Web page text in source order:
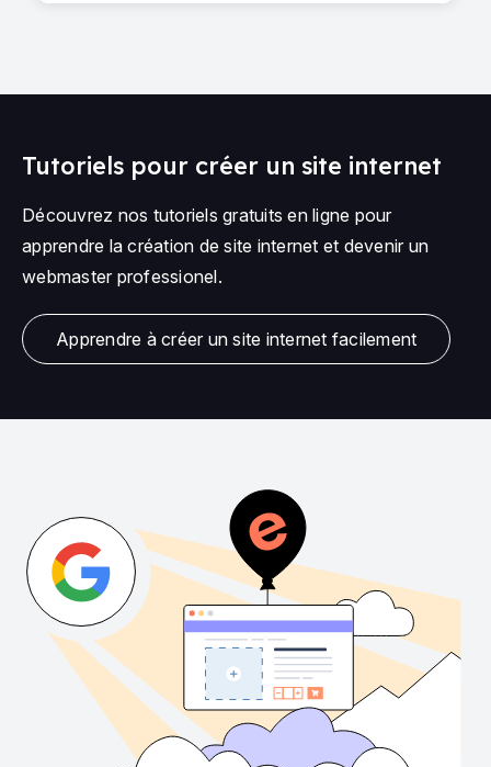
Tutoriels pour créer un site internet
Découvrez nos tutoriels gratuits en ligne pour
apprendre la création de site internet et devenir un
webmaster professionel.
Apprendre à créer un site internet facilement